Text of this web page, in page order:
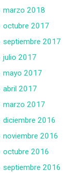
marzo 2018
octubre 2017
septiembre 2017
julio 2017
mayo 2017
abril 2017
marzo 2017
diciembre 2016
noviembre 2016
octubre 2016
septiembre 2016